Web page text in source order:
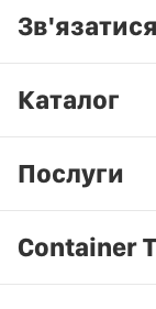
Каталог
Послуги
Container